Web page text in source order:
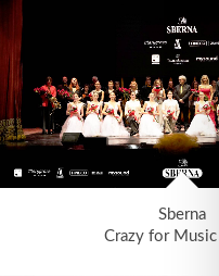
Sberna
Crazy for Music